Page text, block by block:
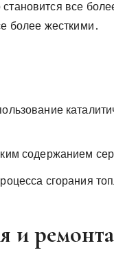
все
более жесткими․
содержанием
сгорания
и ремонта